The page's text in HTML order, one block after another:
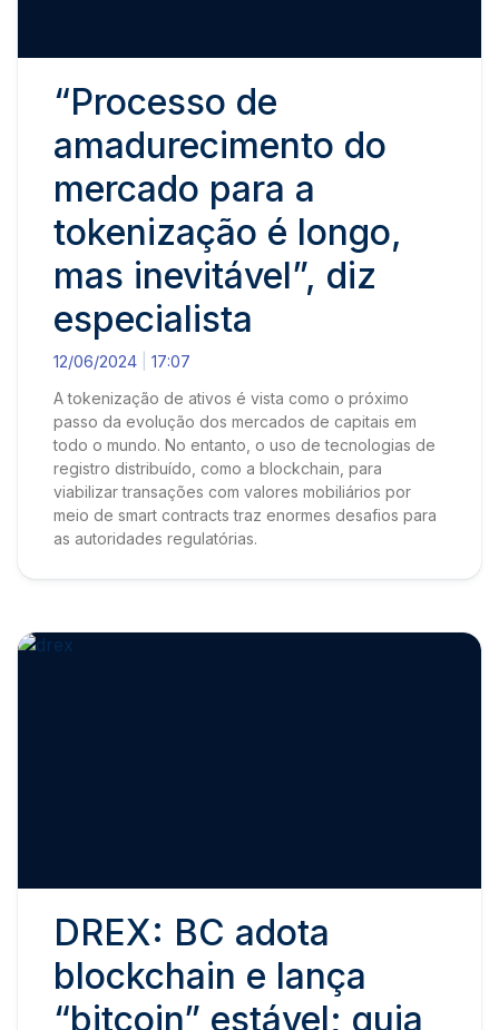
“Processo de
amadurecimento do
mercado para a
tokenização é longo,
mas inevitável”, diz
especialista
12/06/2024
17:07
A tokenização de ativos é vista como o próximo
passo da evolução dos mercados de capitais em
todo o mundo. No entanto, o uso de tecnologias de
registro distribuído, como a blockchain, para
viabilizar transações com valores mobiliários por
meio de smart contracts traz enormes desafios para
as autoridades regulatórias.
DREX: BC adota
blockchain e lança
“bitcoin” estável; guia